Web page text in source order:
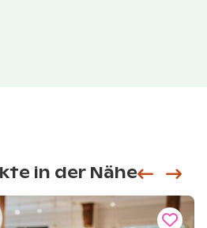
in der Nähe Siirry